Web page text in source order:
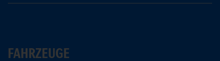
FAHRZEUGE